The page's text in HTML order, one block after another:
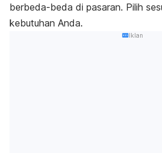
berbeda-beda di pasaran. Pilih
kebutuhan Anda.
Iklan